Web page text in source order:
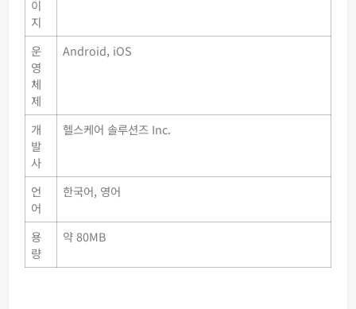
이
지
운
영
체
제
Android, iOS
개
발
사
헬스케어 솔루션즈 Inc.
언
어
한국어, 영어
용
량
약 80MB